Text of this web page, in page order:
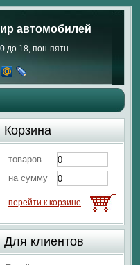
автомобилей
до 18, пон-пятн.
Корзина
товаров
на сумму
перейти к корзине
Для клиентов